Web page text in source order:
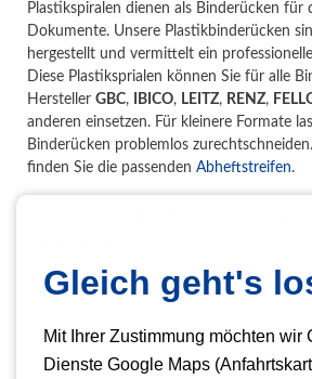
Plastikspiralen dienen als Binderücken für
Dokumente. Unsere Plastikbinderücken
hergestellt und vermittelt ein
Diese Plastiksprialen können Sie für alle
Hersteller GBC, IBICO, LEITZ, RENZ,
anderen einsetzen. Für kleinere Formate
Binderücken problemlos
finden Sie die passenden Abheftstreifen.
Größen Plastikspiralen
6, 8, 10, 12, 14, 16, 19, 22, 25, 28, 32, 38,
Formate zum Binden
Gleich geht's
Mit Ihrer Zustimmung möchten wir
Dienste Google Maps